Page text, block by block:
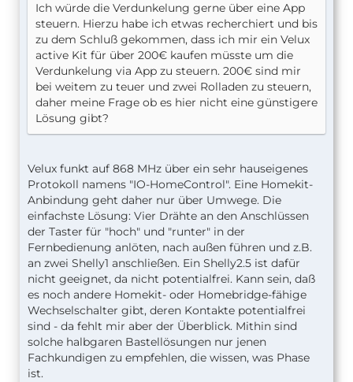
Ich würde die Verdunkelung gerne über eine App
steuern. Hierzu habe ich etwas recherchiert und bis
zu dem Schluß gekommen, dass ich mir ein Velux
active Kit für über 200€ kaufen müsste um die
Verdunkelung via App zu steuern. 200€ sind mir
bei weitem zu teuer und zwei Rolladen zu steuern,
daher meine Frage ob es hier nicht eine günstigere
Lösung gibt?
Velux funkt auf 868 MHz über ein sehr hauseigenes
Protokoll namens "IO-HomeControl". Eine Homekit-
Anbindung geht daher nur über Umwege. Die
einfachste Lösung: Vier Drähte an den Anschlüssen
der Taster für "hoch" und "runter" in der
Fernbedienung anlöten, nach außen führen und z.B.
an zwei Shelly1 anschließen. Ein Shelly2.5 ist dafür
nicht geeignet, da nicht potentialfrei. Kann sein, daß
es noch andere Homekit- oder Homebridge-fähige
Wechselschalter gibt, deren Kontakte potentialfrei
sind - da fehlt mir aber der Überblick. Mithin sind
solche halbgaren Bastellösungen nur jenen
Fachkundigen zu empfehlen, die wissen, was Phase
ist.